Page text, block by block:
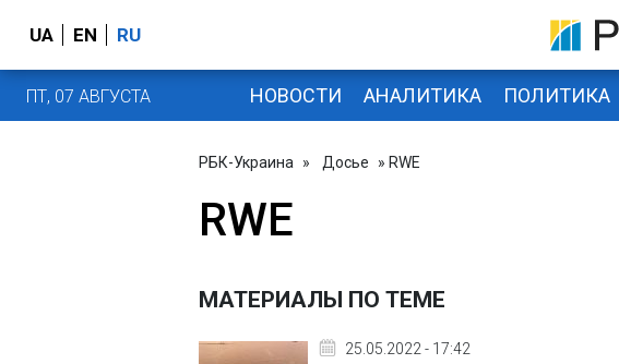
UA EN RU
ПТ, 07 АВГУСТА НОВОСТИ АНАЛИТИКА ПОЛИТИКА
РБК-Украина » Досье » RWE
RWE
МАТЕРИАЛЫ ПО ТЕМЕ
25.05.2022 - 17:42